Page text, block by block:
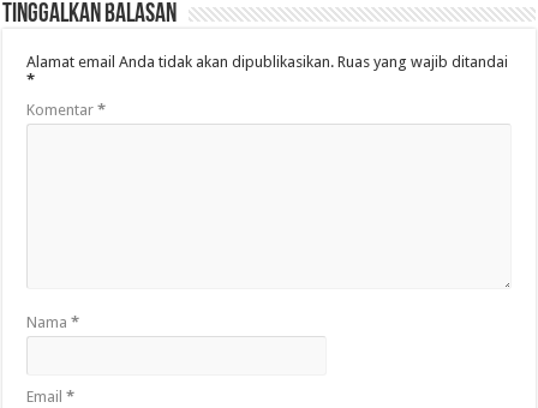
Tinggalkan Balasan
Alamat email Anda tidak akan dipublikasikan. Ruas yang wajib ditandai
*
Komentar*
Nama*
Email*